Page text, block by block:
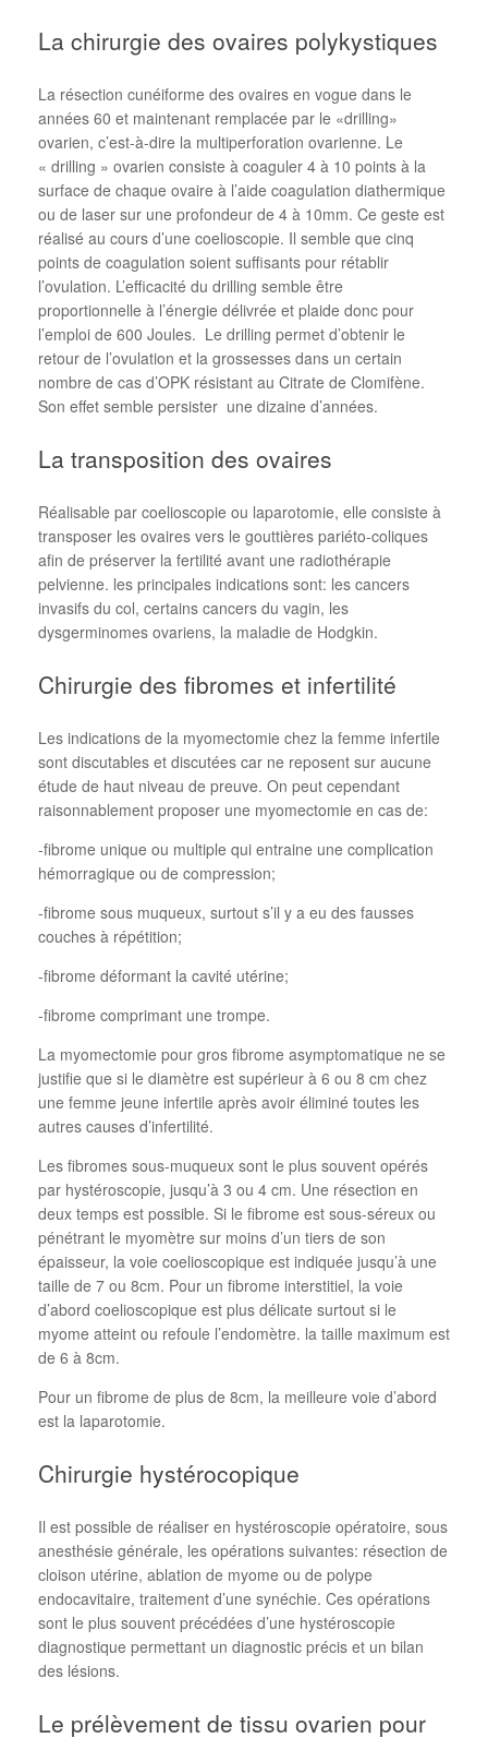
La chirurgie des ovaires polykystiques
La résection cunéiforme des ovaires en vogue dans le
années 60 et maintenant remplacée par le «drilling»
ovarien, c’est-à-dire la multiperforation ovarienne. Le
« drilling » ovarien consiste à coaguler 4 à 10 points à la
surface de chaque ovaire à l’aide coagulation diathermique
ou de laser sur une profondeur de 4 à 10mm. Ce geste est
réalisé au cours d’une coelioscopie. Il semble que cinq
points de coagulation soient suffisants pour rétablir
l’ovulation. L’efficacité du drilling semble être
proportionnelle à l’énergie délivrée et plaide donc pour
l’emploi de 600 Joules. Le drilling permet d’obtenir le
retour de l’ovulation et la grossesses dans un certain
nombre de cas d’OPK résistant au Citrate de Clomifène.
Son effet semble persister une dizaine d’années.
La transposition des ovaires
Réalisable par coelioscopie ou laparotomie, elle consiste à
transposer les ovaires vers le gouttières pariéto-coliques
afin de préserver la fertilité avant une radiothérapie
pelvienne. les principales indications sont: les cancers
invasifs du col, certains cancers du vagin, les
dysgerminomes ovariens, la maladie de Hodgkin.
Chirurgie des fibromes et infertilité
Les indications de la myomectomie chez la femme infertile
sont discutables et discutées car ne reposent sur aucune
étude de haut niveau de preuve. On peut cependant
raisonnablement proposer une myomectomie en cas de:
-fibrome unique ou multiple qui entraine une complication
hémorragique ou de compression;
-fibrome sous muqueux, surtout s’il y a eu des fausses
couches à répétition;
-fibrome déformant la cavité utérine;
-fibrome comprimant une trompe.
La myomectomie pour gros fibrome asymptomatique ne se
justifie que si le diamètre est supérieur à 6 ou 8 cm chez
une femme jeune infertile après avoir éliminé toutes les
autres causes d’infertilité.
Les fibromes sous-muqueux sont le plus souvent opérés
par hystéroscopie, jusqu’à 3 ou 4 cm. Une résection en
deux temps est possible. Si le fibrome est sous-séreux ou
pénétrant le myomètre sur moins d’un tiers de son
épaisseur, la voie coelioscopique est indiquée jusqu’à une
taille de 7 ou 8cm. Pour un fibrome interstitiel, la voie
d’abord coelioscopique est plus délicate surtout si le
myome atteint ou refoule l’endomètre. la taille maximum est
de 6 à 8cm.
Pour un fibrome de plus de 8cm, la meilleure voie d’abord
est la laparotomie.
Chirurgie hystérocopique
Il est possible de réaliser en hystéroscopie opératoire, sous
anesthésie générale, les opérations suivantes: résection de
cloison utérine, ablation de myome ou de polype
endocavitaire, traitement d’une synéchie. Ces opérations
sont le plus souvent précédées d’une hystéroscopie
diagnostique permettant un diagnostic précis et un bilan
des lésions.
Le prélèvement de tissu ovarien pour